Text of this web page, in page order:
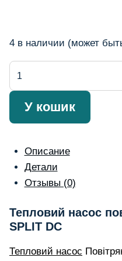
4 в наличии (может
aer-
EVI
SPLIT
У кошик
Описание
Детали
Отзывы (0)
Тепловий насос
SPLIT DC
Тепловий насос